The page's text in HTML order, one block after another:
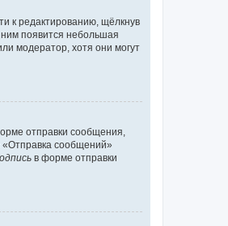
к редактированию, щёлкнув
появится небольшая
модератор, хотя они могут
отправки сообщения,
сообщений»
в форме отправки